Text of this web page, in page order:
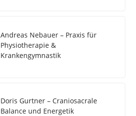
Andreas Nebauer – Praxis für
Physiotherapie &
Krankengymnastik
Doris Gurtner – Craniosacrale
Balance und Energetik